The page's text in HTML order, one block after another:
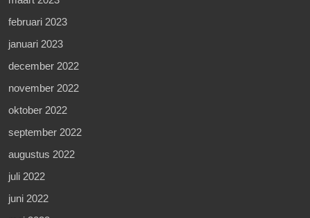
februari 2023
januari 2023
december 2022
november 2022
oktober 2022
september 2022
augustus 2022
juli 2022
juni 2022